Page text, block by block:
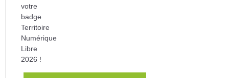
votre
badge
Territoire
Numérique
Libre
2026 !